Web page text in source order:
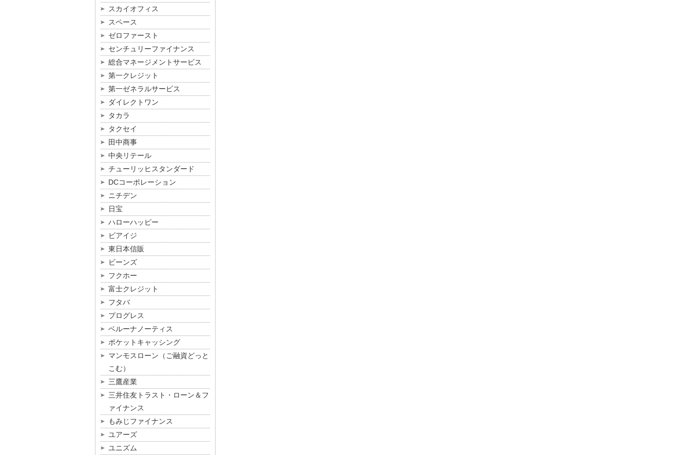
スカイオフィス
スペース
ゼロファースト
センチュリーファイナンス
総合マネージメントサービス
第一クレジット
第一ゼネラルサービス
ダイレクトワン
タカラ
タクセイ
田中商事
中央リテール
チューリッヒスタンダード
DCコーポレーション
ニチデン
日宝
ハローハッピー
ビアイジ
東日本信販
ビーンズ
フクホー
富士クレジット
フタバ
プログレス
ベルーナノーティス
ポケットキャッシング
マンモスローン（ご融資どっと
こむ）
三鷹産業
三井住友トラスト・ローン＆フ
ァイナンス
もみじファイナンス
ユアーズ
ユニズム